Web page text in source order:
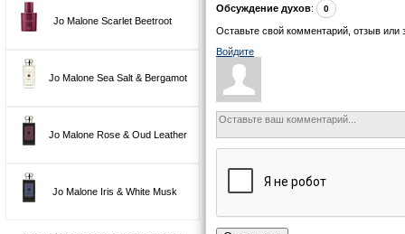
Jo Malone Scarlet Beetroot
Jo Malone Sea Salt & Bergamot
Jo Malone Rose & Oud Leather
Jo Malone Iris & White Musk
Обсуждение духов: 0
Оставьте свой комментарий, отзыв или
Войдите